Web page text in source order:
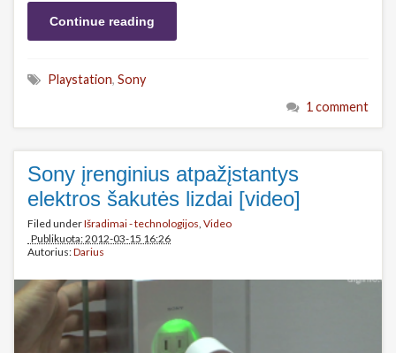
Continue reading
Playstation, Sony
1 comment
Sony įrenginius atpažįstantys
elektros šakutės lizdai [video]
Filed underIšradimai - technologijos, Video
Publikuota: 2012-03-15 16:26
Autorius:Darius